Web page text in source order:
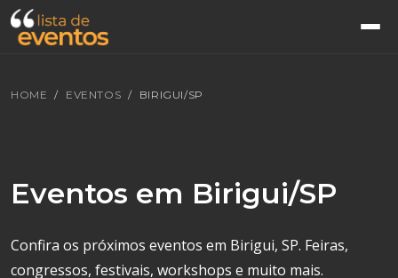
HOME EVENTOS BIRIGUI/SP
Eventos em Birigui/SP
Confira os próximos eventos em Birigui, SP. Feiras,
congressos, festivais, workshops e muito mais.